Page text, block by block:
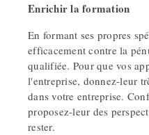
Enrichir la formation
En formant ses propres
efficacement contre la
qualifiée. Pour que vos
l'entreprise, donnez-leur
dans votre entreprise.
proposez-leur des
rester.